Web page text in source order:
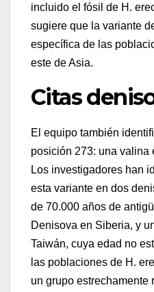
incluido el fósil de H.
sugiere que la variante
específica de las
este de Asia.
Citas
El equipo también
posición 273: una valina
Los investigadores han
esta variante en dos
de 70.000 años de
Denisova en Siberia, y
Taiwán, cuya edad no
las poblaciones de H.
un grupo estrechamente